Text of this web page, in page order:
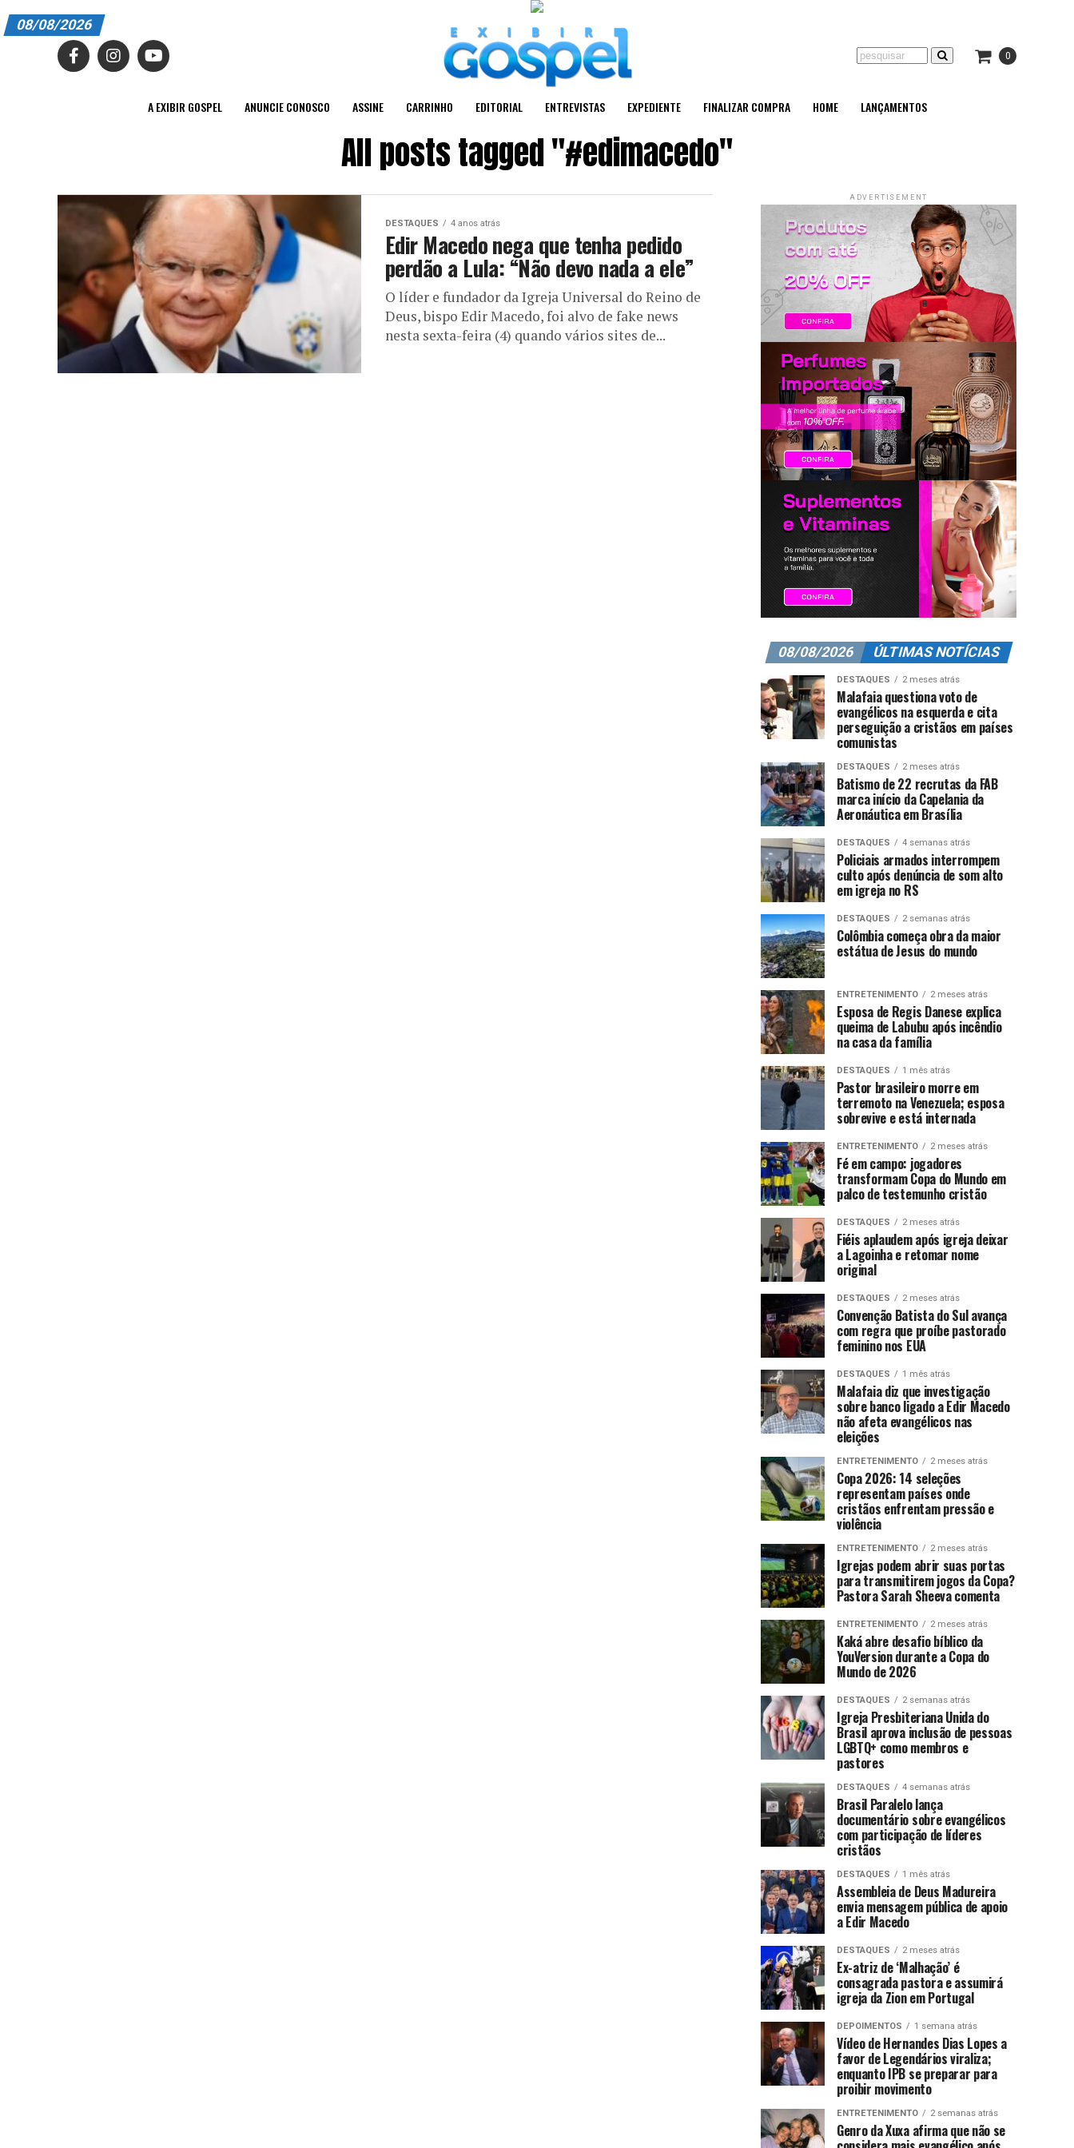
A EXIBIR GOSPEL
EDITORIAL
ENTREVISTAS
EXPEDIENTE
FINALIZAR COMPRA
HOME
LANÇAMENTOS
08/08/2026
0
A EXIBIR GOSPEL ANUNCIE CONOSCO ASSINE CARRINHO EDITORIAL ENTREVISTAS EXPEDIENTE FINALIZAR COMPRA HOME LANÇAMENTOS
All posts tagged "#edimacedo"
DESTAQUES 4 anos atrás
Edir Macedo nega que tenha pedido
perdão a Lula: “Não devo nada a ele”
O líder e fundador da Igreja Universal do Reino de
Deus, bispo Edir Macedo, foi alvo de fake news
nesta sexta-feira (4) quando vários sites de...
ADVERTISEMENT
08/08/2026 ÚLTIMAS NOTÍCIAS
DESTAQUES 2 meses atrás
Malafaia questiona voto de
evangélicos na esquerda e cita
perseguição a cristãos em países
comunistas
DESTAQUES 2 meses atrás
Batismo de 22 recrutas da FAB
marca início da Capelania da
Aeronáutica em Brasília
DESTAQUES 4 semanas atrás
Policiais armados interrompem
culto após denúncia de som alto
em igreja no RS
DESTAQUES 2 semanas atrás
Colômbia começa obra da maior
estátua de Jesus do mundo
ENTRETENIMENTO 2 meses atrás
Esposa de Regis Danese explica
queima de Labubu após incêndio
na casa da família
DESTAQUES 1 mês atrás
Pastor brasileiro morre em
terremoto na Venezuela; esposa
sobrevive e está internada
ENTRETENIMENTO 2 meses atrás
Fé em campo: jogadores
transformam Copa do Mundo em
palco de testemunho cristão
DESTAQUES 2 meses atrás
Fiéis aplaudem após igreja deixar
a Lagoinha e retomar nome
original
DESTAQUES 2 meses atrás
Convenção Batista do Sul avança
com regra que proíbe pastorado
feminino nos EUA
DESTAQUES 1 mês atrás
Malafaia diz que investigação
sobre banco ligado a Edir Macedo
não afeta evangélicos nas
eleições
ENTRETENIMENTO 2 meses atrás
Copa 2026: 14 seleções
representam países onde
cristãos enfrentam pressão e
violência
ENTRETENIMENTO 2 meses atrás
Igrejas podem abrir suas portas
para transmitirem jogos da Copa?
Pastora Sarah Sheeva comenta
ENTRETENIMENTO 2 meses atrás
Kaká abre desafio bíblico da
YouVersion durante a Copa do
Mundo de 2026
DESTAQUES 2 semanas atrás
Igreja Presbiteriana Unida do
Brasil aprova inclusão de pessoas
LGBTQ+ como membros e
pastores
DESTAQUES 4 semanas atrás
Brasil Paralelo lança
documentário sobre evangélicos
com participação de líderes
cristãos
DESTAQUES 1 mês atrás
Assembleia de Deus Madureira
envia mensagem pública de apoio
a Edir Macedo
DESTAQUES 2 meses atrás
Ex-atriz de ‘Malhação’ é
consagrada pastora e assumirá
igreja da Zion em Portugal
DEPOIMENTOS 1 semana atrás
Vídeo de Hernandes Dias Lopes a
favor de Legendários viraliza;
enquanto IPB se preparar para
proibir movimento
ENTRETENIMENTO 2 semanas atrás
Genro da Xuxa afirma que não se